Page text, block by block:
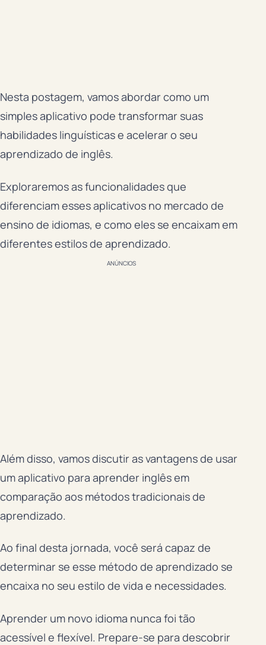
Nesta postagem, vamos abordar como um
simples aplicativo pode transformar suas
habilidades linguísticas e acelerar o seu
aprendizado de inglês.
Exploraremos as funcionalidades que
diferenciam esses aplicativos no mercado de
ensino de idiomas, e como eles se encaixam em
diferentes estilos de aprendizado.
ANÚNCIOS
Além disso, vamos discutir as vantagens de usar
um aplicativo para aprender inglês em
comparação aos métodos tradicionais de
aprendizado.
Ao final desta jornada, você será capaz de
determinar se esse método de aprendizado se
encaixa no seu estilo de vida e necessidades.
Aprender um novo idioma nunca foi tão
acessível e flexível. Prepare-se para descobrir